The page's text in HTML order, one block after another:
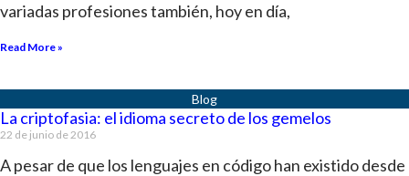
variadas profesiones también, hoy en día,
Read More »
La criptofasia: el idioma secreto de los gemelos
22 de junio de 2016
A pesar de que los lenguajes en código han existido desde